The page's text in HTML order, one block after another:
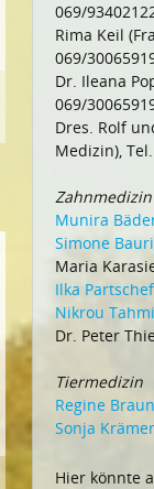
069/
Rima Keil
069/
Dr. Ileana
069/
Dres. Rolf
Medizin),
Zahnmedizin
Munira
Simone
Maria
Ilka
Nikrou
Dr. Peter
Tiermedizin
Regine Braun
Sonja Krämer
Hier könnte